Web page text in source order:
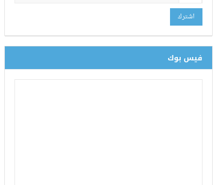
اشترك
فيس بوك